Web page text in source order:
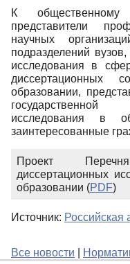
К общественному
представители
научных
подразделений
исследования в
образовании,
исследования в
заинтересованные
Проект
диссертационных
образовании (PDF)
Источник: Российская
Все новости